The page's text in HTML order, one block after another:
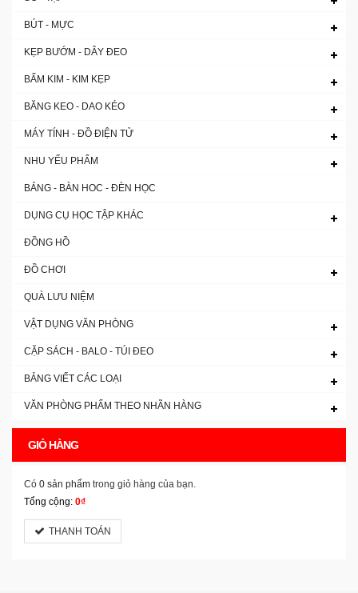
BÚT - MỰC
KẸP BƯỚM - DÂY ĐEO
BẤM KIM - KIM KẸP
BĂNG KEO - DAO KÉO
MÁY TÍNH - ĐỒ ĐIỆN TỬ
NHU YẾU PHẨM
BẢNG - BÀN HOC - ĐÈN HỌC
DỤNG CỤ HỌC TẬP KHÁC
ĐỒNG HỒ
ĐỒ CHƠI
QUÀ LƯU NIỆM
VẬT DỤNG VĂN PHÒNG
CẶP SÁCH - BALO - TÚI ĐEO
BẢNG VIẾT CÁC LOẠI
VĂN PHÒNG PHẨM THEO NHÃN HÀNG
GIỎ HÀNG
Có 0 sản phẩm trong giỏ hàng của bạn.
Tổng cộng: 0₫
THANH TOÁN